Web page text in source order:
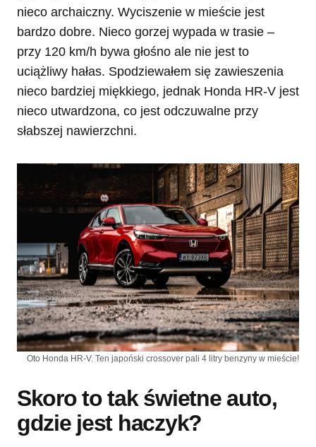
nieco archaiczny. Wyciszenie w mieście jest
bardzo dobre. Nieco gorzej wypada w trasie –
przy 120 km/h bywa głośno ale nie jest to
uciążliwy hałas. Spodziewałem się zawieszenia
nieco bardziej miękkiego, jednak Honda HR-V jest
nieco utwardzona, co jest odczuwalne przy
słabszej nawierzchni.
Oto Honda HR-V. Ten japoński crossover pali 4 litry benzyny w mieście!
Skoro to tak świetne auto,
gdzie jest haczyk?